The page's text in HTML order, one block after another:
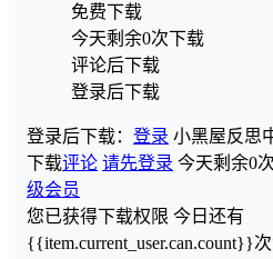
免费下载
今天剩余0次下载
评论后下载
登录后下载
登录后下载： 登录 小黑屋反思
下载评论 请先登录 今天剩余0
级会员
您已获得下载权限 今日还有
{{item.current_user.can.count}}